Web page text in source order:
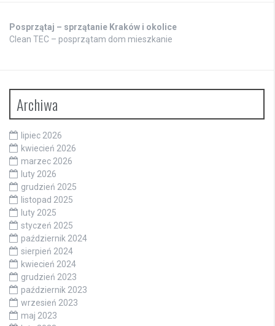
Posprzątaj – sprzątanie Kraków i okolice
Clean TEC – posprzątam dom mieszkanie
Archiwa
lipiec 2026
kwiecień 2026
marzec 2026
luty 2026
grudzień 2025
listopad 2025
luty 2025
styczeń 2025
październik 2024
sierpień 2024
kwiecień 2024
grudzień 2023
październik 2023
wrzesień 2023
maj 2023